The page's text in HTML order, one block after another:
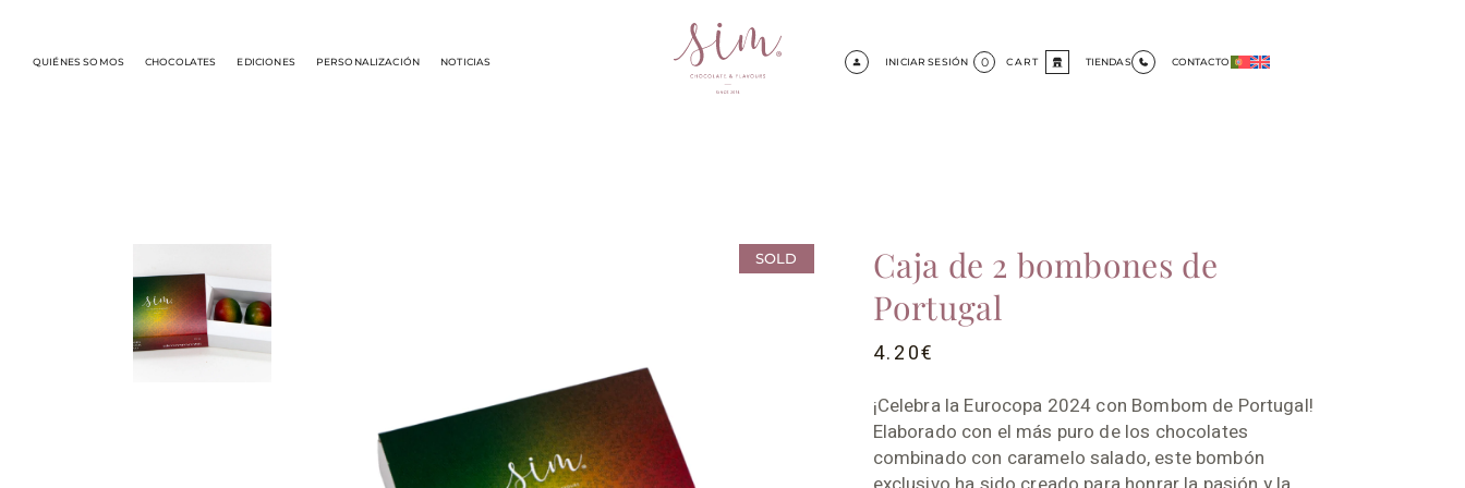
QUIÉNES SOMOS CHOCOLATES EDICIONES PERSONALIZACIÓN NOTICIAS INICIAR SESIÓN CART
0 TIENDAS CONTACTO
SOLD
Caja de 2 bombones de
Portugal
4.20€
¡Celebra la Eurocopa 2024 con Bombom de Portugal!
Elaborado con el más puro de los chocolates
combinado con caramelo salado, este bombón